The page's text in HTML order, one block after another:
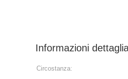
Informazioni
Circostanza: